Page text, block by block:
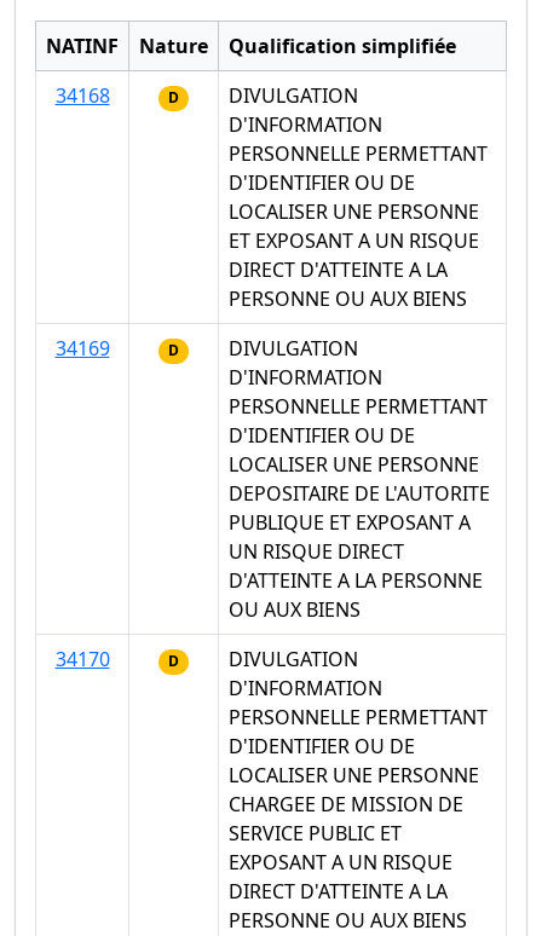
NATINF Nature
Qualification simplifiée
34168
D
DIVULGATION
D'INFORMATION
PERSONNELLE PERMETTANT
D'IDENTIFIER OU DE
LOCALISER UNE PERSONNE
ET EXPOSANT A UN RISQUE
DIRECT D'ATTEINTE A LA
PERSONNE OU AUX BIENS
34169
D
DIVULGATION
D'INFORMATION
PERSONNELLE PERMETTANT
D'IDENTIFIER OU DE
LOCALISER UNE PERSONNE
DEPOSITAIRE DE L'AUTORITE
PUBLIQUE ET EXPOSANT A
UN RISQUE DIRECT
D'ATTEINTE A LA PERSONNE
OU AUX BIENS
34170
D
DIVULGATION
D'INFORMATION
PERSONNELLE PERMETTANT
D'IDENTIFIER OU DE
LOCALISER UNE PERSONNE
CHARGEE DE MISSION DE
SERVICE PUBLIC ET
EXPOSANT A UN RISQUE
DIRECT D'ATTEINTE A LA
PERSONNE OU AUX BIENS